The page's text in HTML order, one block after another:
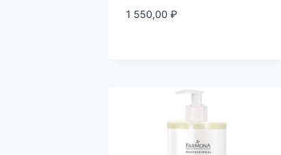
1 550,00 ₽